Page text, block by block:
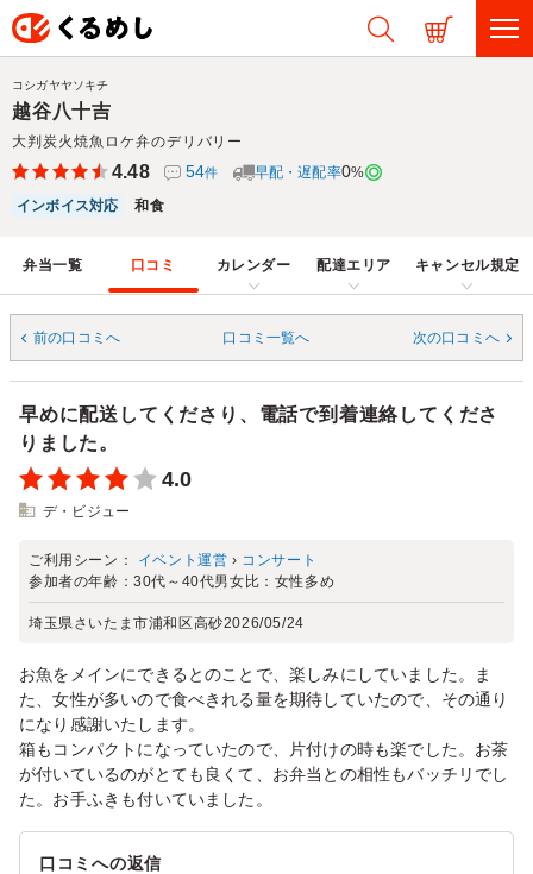
越谷八十吉
大判炭火焼魚ロケ弁のデリバリー
コシガヤヤソキチ
4.48 54件 早配・遅配率0%
インボイス対応
和食
弁当一覧 口コミ カレンダー 配達エリア キャンセル規定
前の口コミへ 口コミ一覧へ 次の口コミへ
早めに配送してくださり、電話で到着連絡してくださ
りました。
4.0
デ・ビジュー
ご利用シーン： イベント運営 › コンサート
参加者の年齢：30代～40代男女比： 女性多め
埼玉県さいたま市浦和区高砂2026/05/24
お魚をメインにできるとのことで、楽しみにしていました。ま
た、女性が多いので食べきれる量を期待していたので、その通り
になり感謝いたします。
箱もコンパクトになっていたので、片付けの時も楽でした。お茶
が付いているのがとても良くて、お弁当との相性もバッチリでし
た。お手ふきも付いていました。
口コミへの返信